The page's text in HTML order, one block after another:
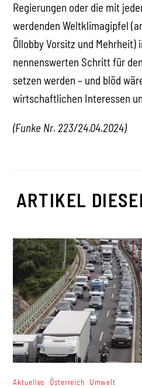
Regierungen oder die mit
werdenden Weltklimagipfel
Öllobby Vorsitz und Mehrheit)
nennenswerten Schritt für
setzen werden – und blöd
wirtschaftlichen Interessen
(Funke Nr. 223/24.04.2024)
ARTIKEL
Aktuelles Österreich Umwelt